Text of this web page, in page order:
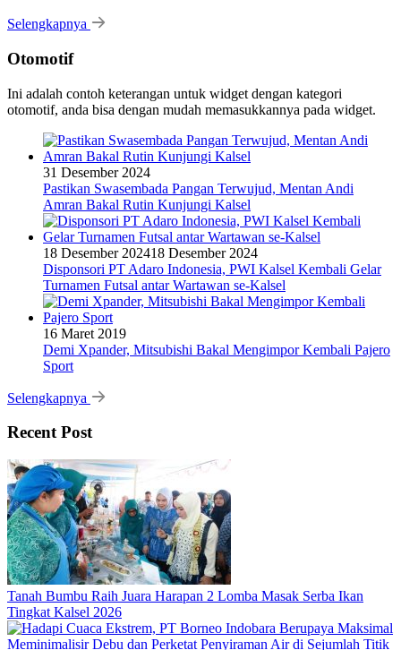
Selengkapnya
Otomotif
Ini adalah contoh keterangan untuk widget dengan kategori
otomotif, anda bisa dengan mudah memasukkannya pada widget.
31 Desember 2024
Pastikan Swasembada Pangan Terwujud, Mentan Andi
Amran Bakal Rutin Kunjungi Kalsel
18 Desember 202418 Desember 2024
Disponsori PT Adaro Indonesia, PWI Kalsel Kembali Gelar
Turnamen Futsal antar Wartawan se-Kalsel
16 Maret 2019
Demi Xpander, Mitsubishi Bakal Mengimpor Kembali Pajero
Sport
Selengkapnya
Recent Post
Tanah Bumbu Raih Juara Harapan 2 Lomba Masak Serba Ikan
Tingkat Kalsel 2026